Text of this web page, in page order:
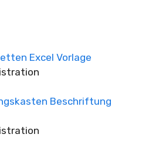
Excel Vorlage
Beschriftung